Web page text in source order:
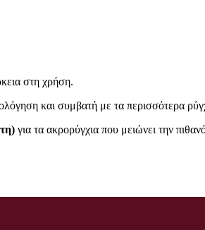
στη χρήση.
και συμβατή με τα περισσότερα
για τα ακρορύγχια που μειώνει την